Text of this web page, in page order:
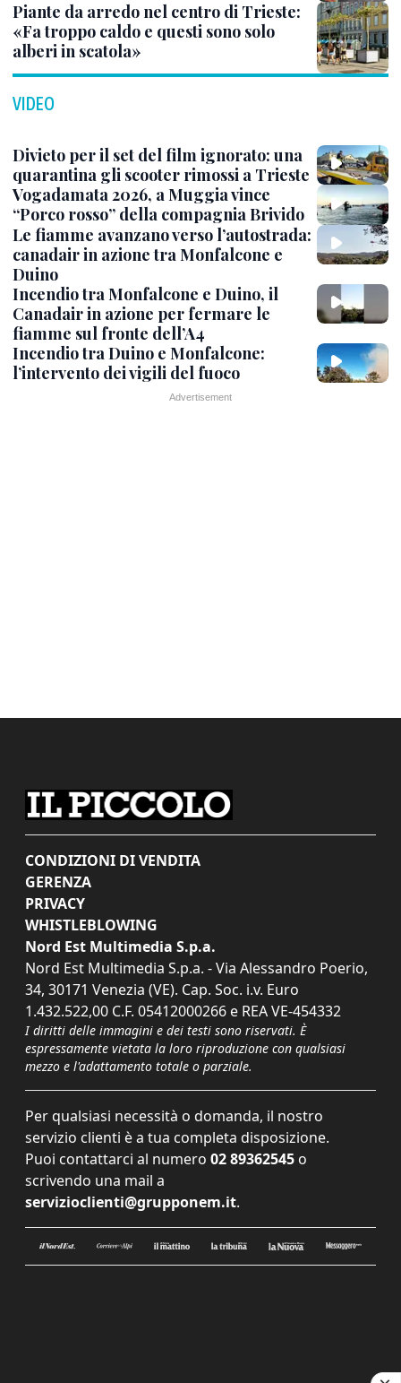
Piante da arredo nel centro di Trieste:
«Fa troppo caldo e questi sono solo
alberi in scatola»
VIDEO
Divieto per il set del film ignorato: una
quarantina gli scooter rimossi a Trieste
Vogadamata 2026, a Muggia vince
“Porco rosso” della compagnia Brivido
Le fiamme avanzano verso l’autostrada:
canadair in azione tra Monfalcone e
Duino
Incendio tra Monfalcone e Duino, il
Canadair in azione per fermare le
fiamme sul fronte dell’A4
Incendio tra Duino e Monfalcone:
l’intervento dei vigili del fuoco
CONDIZIONI DI VENDITA
GERENZA
PRIVACY
WHISTLEBLOWING
Nord Est Multimedia S.p.a.
Nord Est Multimedia S.p.a. - Via Alessandro Poerio,
34, 30171 Venezia (VE). Cap. Soc. i.v. Euro
1.432.522,00 C.F. 05412000266 e REA VE-454332
I diritti delle immagini e dei testi sono riservati. È
espressamente vietata la loro riproduzione con qualsiasi
mezzo e l'adattamento totale o parziale.
Per qualsiasi necessità o domanda, il nostro
servizio clienti è a tua completa disposizione.
Puoi contattarci al numero 02 89362545 o
scrivendo una mail a
servizioclienti@grupponem.it.